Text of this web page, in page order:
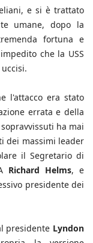
e si è trattato
umane, dopo la
fortuna e
che la USS
l'attacco era stato
errata e della
ha mai
dei massimi leader
il Segretario di
Richard Helms, e
presidente dei
presidente Lyndon